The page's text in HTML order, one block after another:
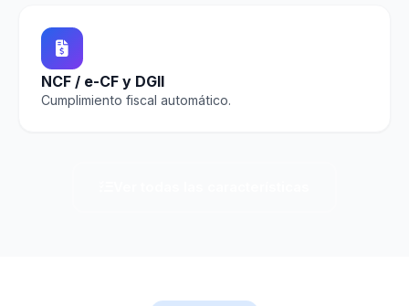
NCF / e-CF y DGII
Cumplimiento fiscal automático.